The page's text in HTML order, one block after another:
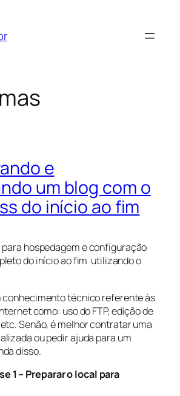
e
um blog com o
do início ao fim
para hospedagem e configuração
do início ao fim utilizando o
conhecimento técnico referente às
como: uso do FTP, edição de
Senão, é melhor contratar uma
ou pedir ajuda para um
disso.
1 – Preparar o local para